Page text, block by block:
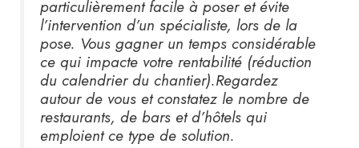
particulièrement facile à poser et évite
l’intervention d’un spécialiste, lors de la
pose. Vous gagner un temps considérable
ce qui impacte votre rentabilité (réduction
du calendrier du chantier).Regardez
autour de vous et constatez le nombre de
restaurants, de bars et d’hôtels qui
emploient ce type de solution.